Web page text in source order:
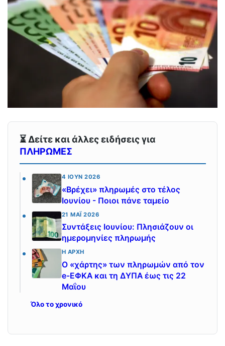
⏳ Δείτε και άλλες ειδήσεις για
ΠΛΗΡΩΜΕΣ
4 ΙΟΎΝ 2026
«Βρέχει» πληρωμές στο τέλος
Ιουνίου - Ποιοι πάνε ταμείο
21 ΜΆΙ 2026
Συντάξεις Ιουνίου: Πλησιάζουν οι
ημερομηνίες πληρωμής
Η ΑΡΧΉ
Ο «χάρτης» των πληρωμών από τον
e-ΕΦΚΑ και τη ΔΥΠΑ έως τις 22
Μαΐου
Όλο το χρονικό